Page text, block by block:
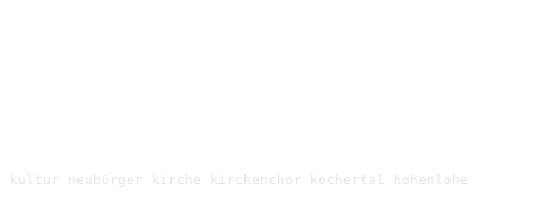
neubürger kirche kirchenchor kochertal hohenlohe